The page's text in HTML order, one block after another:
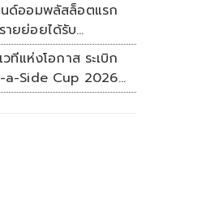
นด์ออมพลัสล็อตแรก
ายย่อยได้รับ
เปิดจองรอบใหม่
ทีแห่งโอกาส ระเบิก
a-Side Cup 2026
มบลีย์